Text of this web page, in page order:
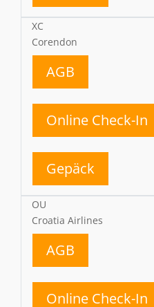
XC
Corendon
AGB
Online Check-In
Gepäck
OU
Croatia Airlines
AGB
Online Check-In